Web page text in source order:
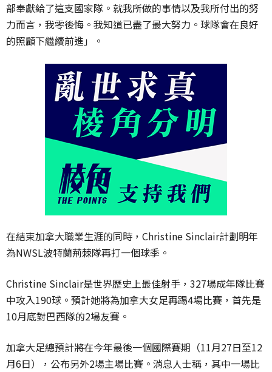
部奉獻給了這支國家隊。就我所做的事情以及我所付出的努
力而言，我零後悔。我知道已盡了最大努力。球隊會在良好
的照顧下繼續前進」。
在結束加拿大職業生涯的同時，Christine Sinclair計劃明年
為NWSL波特蘭荊棘隊再打一個球季。
Christine Sinclair是世界歷史上最佳射手，327場成年隊比賽
中攻入190球。預計她將為加拿大女足再踢4場比賽，首先是
10月底對巴西隊的2場友賽。
加拿大足總預計將在今年最後一個國際賽期（11月27日至12
月6日），公布另外2場主場比賽。消息人士稱，其中一場比